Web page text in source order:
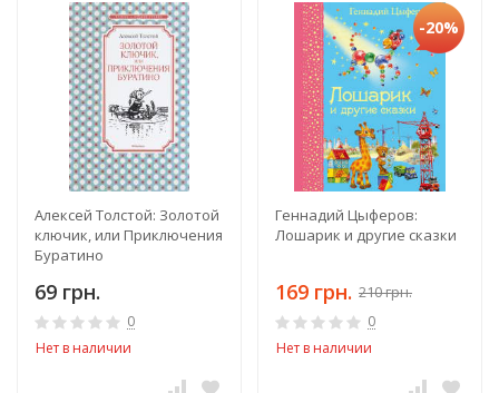
Алексей Толстой: Золотой
ключик, или Приключения
Буратино
69 грн.
0
Нет в наличии
-20%
Геннадий Цыферов:
Лошарик и другие сказки
169 грн. 210 грн.
0
Нет в наличии